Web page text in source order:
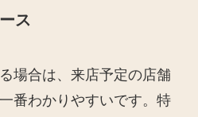
ス
場合は、来店予定の店舗
番わかりやすいです。特